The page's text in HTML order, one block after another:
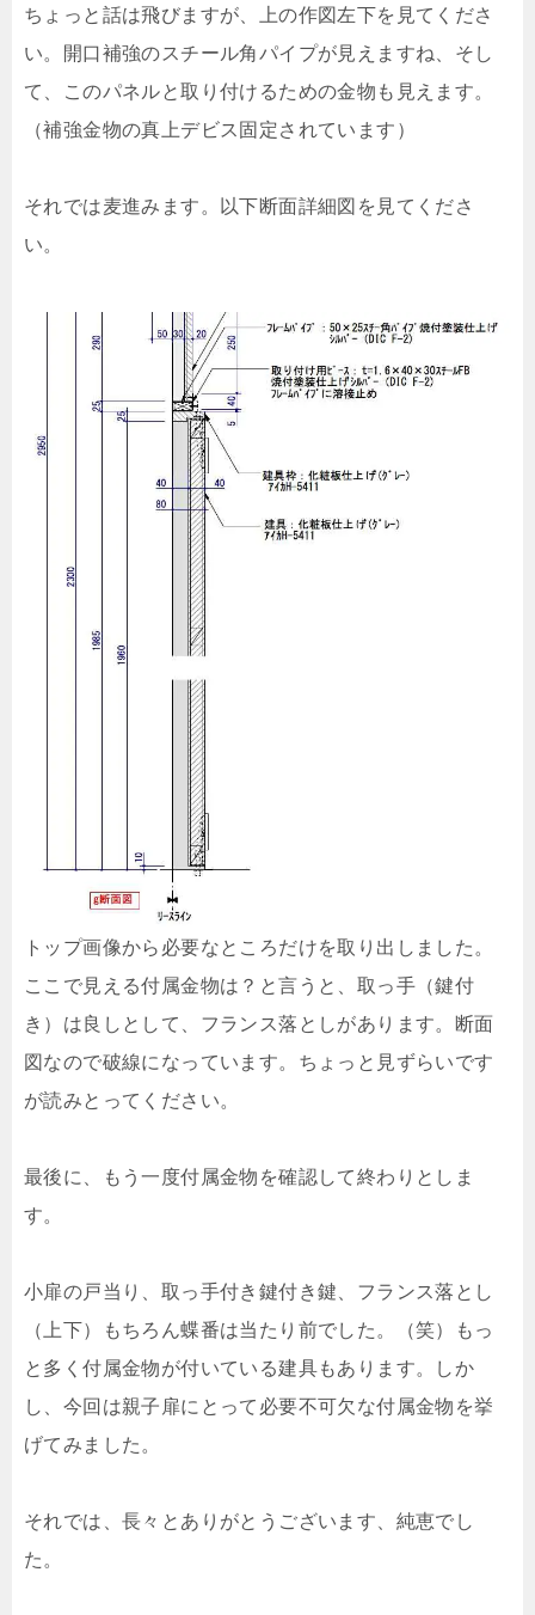
ちょっと話は飛びますが、上の作図左下を見てくださ
い。開口補強のスチール角パイプが見えますね、そし
て、このパネルと取り付けるための金物も見えます。
（補強金物の真上デビス固定されています）
それでは麦進みます。以下断面詳細図を見てくださ
い。
トップ画像から必要なところだけを取り出しました。
ここで見える付属金物は？と言うと、取っ手（鍵付
き）は良しとして、フランス落としがあります。断面
図なので破線になっています。ちょっと見ずらいです
が読みとってください。
最後に、もう一度付属金物を確認して終わりとしま
す。
小扉の戸当り、取っ手付き鍵付き鍵、フランス落とし
（上下）もちろん蝶番は当たり前でした。（笑）もっ
と多く付属金物が付いている建具もあります。しか
し、今回は親子扉にとって必要不可欠な付属金物を挙
げてみました。
それでは、長々とありがとうございます、純恵でし
た。